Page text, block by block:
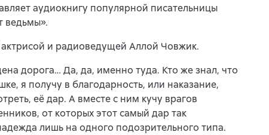
аудиокнигу популярной писательницы
ведьмы».
и радиоведущей Аллой Човжик.
дорога… Да, да, именно туда. Кто же знал, что
я получу в благодарность, или наказание,
её дар. А вместе с ним кучу врагов
от которых этот самый дар так
лишь на одного подозрительного типа.